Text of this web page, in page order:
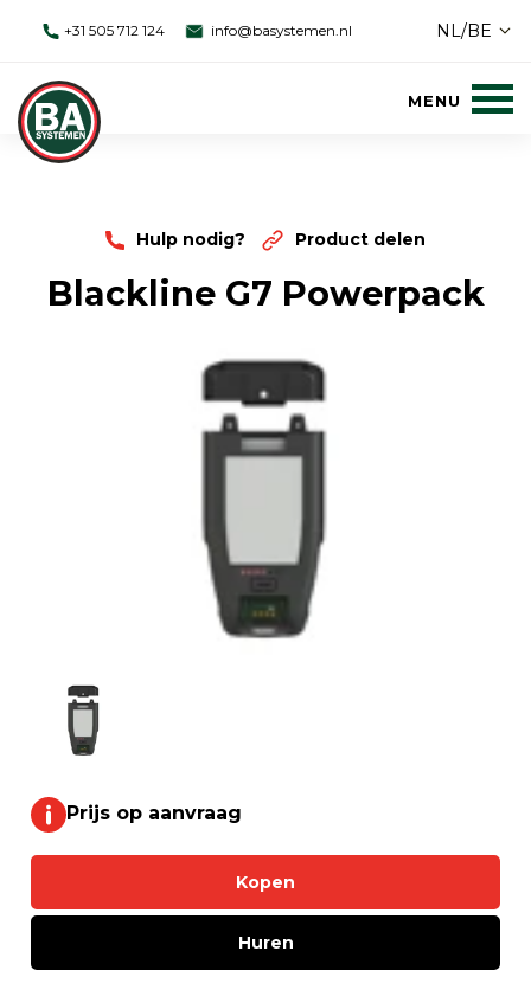
+31 505 712 124 info@basystemen.nl NL/BE
Hulp nodig? Product delen
Blackline G7 Powerpack
Prijs op aanvraag
Huren
Kopen